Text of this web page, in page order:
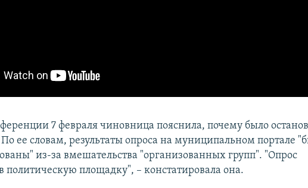
7 февраля чиновница пояснила, почему было
По ее словам, результаты опроса на муниципальном портале
из-за вмешательства "организованных групп". "Опрос
политическую площадку", – констатировала она.